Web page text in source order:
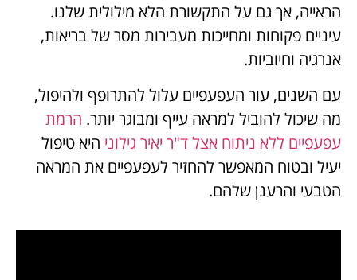
הראייה, אך גם על התקשורת הלא מילולית שלנו.
עיניים פקוחות ומחייכות מעבירות מסר של בריאות,
אנרגיה וחיוביות.
עם השנים, עור העפעפיים עלול להתרופף ולהיפול,
מה שיכול להוביל למראה עייף ומבוגר יותר. הרמת
עפעפיים ללא ניתוח אצל ד"ר יאיר גילוני היא טיפול
יעיל ובטוח המאפשר להחזיר לעפעפיים את המראה
הטבעי והרענן שלהם.